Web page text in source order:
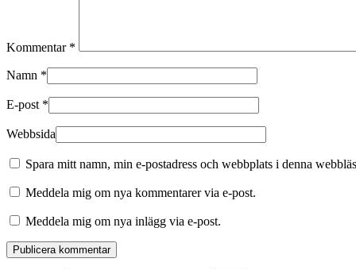
Kommentar *
Namn *
E-post *
Webbsida
Spara mitt namn, min e-postadress och webbplats i denna
Meddela mig om nya kommentarer via e-post.
Meddela mig om nya inlägg via e-post.